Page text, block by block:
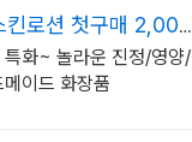
킨로션 첫구매 2,000
특화~ 놀라운 진정/영양/
이드 화장품